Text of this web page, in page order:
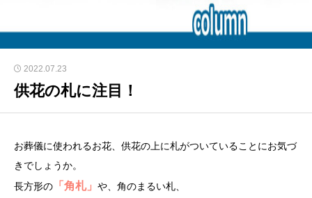
2022.07.23
供花の札に注目！
お葬儀に使われるお花、供花の上に札がついていることにお気づ
きでしょうか。
長方形の 「角札」 や、角のまるい札、